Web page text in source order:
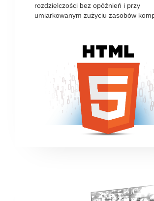
rozdzielczości bez opóźnień i przy
umiarkowanym zużyciu zasobów